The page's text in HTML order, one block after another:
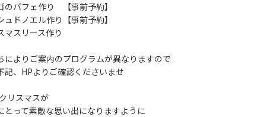
パフェ作り 【事前予約】
ドノエル作り【事前予約】
スリース作り
によりご案内のプログラムが異なりますので
記、HPよりご確認くださいませ
リスマスが
とって素敵な思い出になりますように